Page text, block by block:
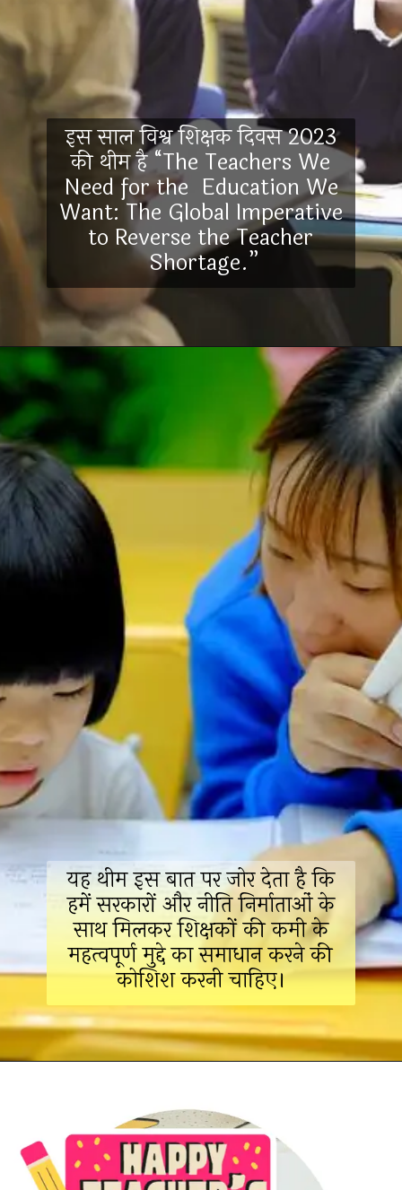
इस साल विश्व शिक्षक दिवस 2023
की थीम है “The Teachers We
Need for the Education We
Want: The Global Imperative
to Reverse the Teacher
Shortage.”
Opening https://hindimaterials.com/world-teachers-day-history-theme/
यह थीम इस बात पर जोर देता है कि
हमें सरकारों और नीति निर्माताओं के
साथ मिलकर शिक्षकों की कमी के
महत्वपूर्ण मुद्दे का समाधान करने की
कोशिश करनी चाहिए।